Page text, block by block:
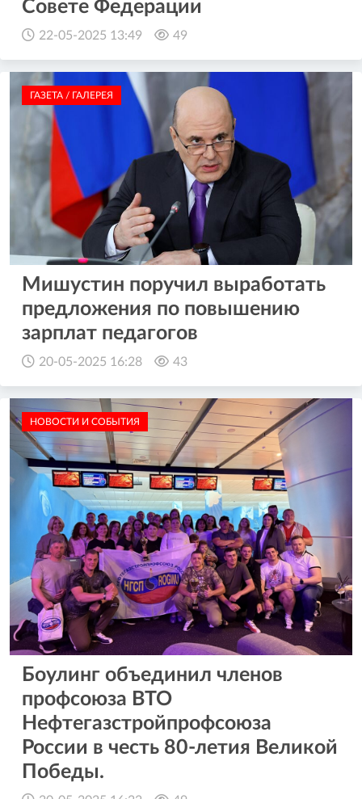
Совете Федерации
22-05-2025 13:49 49
ГАЗЕТА / ГАЛЕРЕЯ
Мишустин поручил выработать
предложения по повышению
зарплат педагогов
20-05-2025 16:28 43
НОВОСТИ И СОБЫТИЯ
Боулинг объединил членов
профсоюза ВТО
Нефтегазстройпрофсоюза
России в честь 80-летия Великой
Победы.